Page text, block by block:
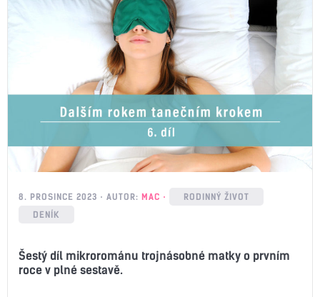
8. PROSINCE 2023 AUTOR: MAC
RODINNÝ ŽIVOT
DENÍK
Šestý díl mikrorománu trojnásobné matky o prvním
roce v plné sestavě.